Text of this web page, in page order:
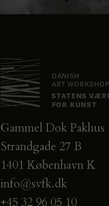
Gammel Dok Pakhus
Strandgade 27 B
1401 København K
info@svfk.dk
+45 32 96 05 10